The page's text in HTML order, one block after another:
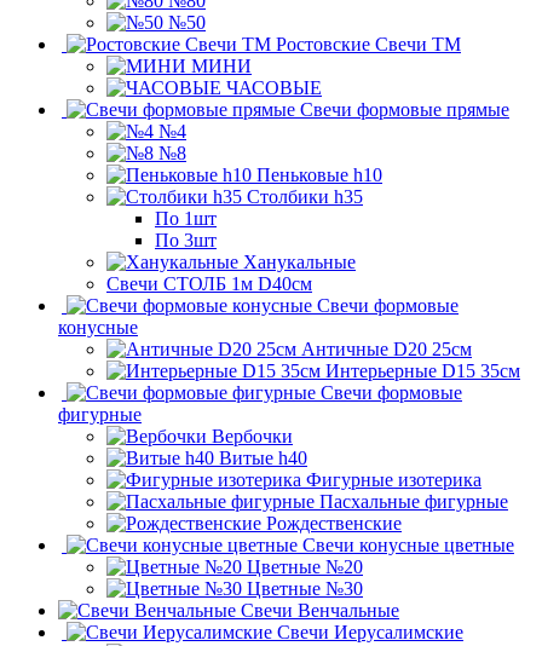
№50
Ростовские Свечи ТМ
МИНИ
ЧАСОВЫЕ
Свечи формовые прямые
№4
№8
Пеньковые h10
Столбики h35
По 1шт
По 3шт
Ханукальные
Свечи СТОЛБ 1м D40см
Свечи формовые
конусные
Античные D20 25см
Интерьерные D15 35см
Свечи формовые
фигурные
Вербочки
Витые h40
Фигурные изотерика
Пасхальные фигурные
Рождественские
Свечи конусные цветные
Цветные №20
Цветные №30
Свечи Венчальные
Свечи Иерусалимские